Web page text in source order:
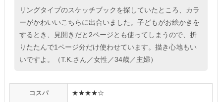
リングタイプのスケッチブックを探していたところ、カラ
ーがかわいいこちらに出合いました。子どもがお絵かきを
するとき、見開きだと2ページとも使ってしまうので、折
りたたんで1ページ分だけ使わせています。描き心地もい
いですよ。（T.K.さん／女性／34歳／主婦）
コスパ ★★★★☆